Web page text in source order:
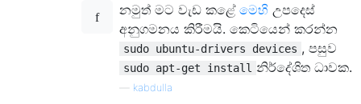
නමුත් මට වැඩ කළේ මෙහි උපදෙස්
අනුගමනය කිරීමයි. කෙටියෙන් කරන්න
sudo ubuntu-drivers devices , පසුව
sudo apt-get install නිර්දේශිත ධාවක.
kabdulla